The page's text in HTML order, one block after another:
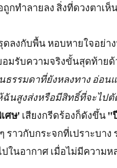
ถูกทำลายลง สิ่งที่ดวงตาเ
ดลงกับพื้น หอบหายใจอย่า
อมรับความจริงขั้นสุดท้ายด้
ธรรมดาที่ยังหลงทาง อ่อน
ฉันสูงส่งหรือมีสิทธิ์ที่จะไป
ศษ' เสียงกรีดร้องก็ดังขึ้น "
ราวกับกระจกที่เปราะบา
ปในอากาศ เมื่อไม่มีความ